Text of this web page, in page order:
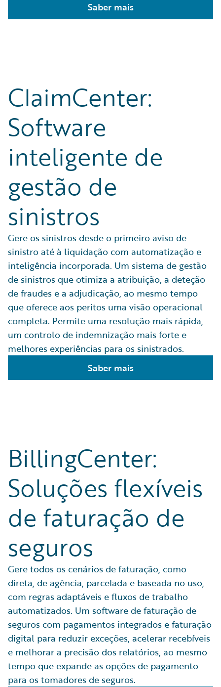
Saber mais
ClaimCenter:
Software
inteligente de
gestão de
sinistros
Gere os sinistros desde o primeiro aviso de
sinistro até à liquidação com automatização e
inteligência incorporada. Um sistema de gestão
de sinistros que otimiza a atribuição, a deteção
de fraudes e a adjudicação, ao mesmo tempo
que oferece aos peritos uma visão operacional
completa. Permite uma resolução mais rápida,
um controlo de indemnização mais forte e
melhores experiências para os sinistrados.
Saber mais
BillingCenter:
Soluções flexíveis
de faturação de
seguros
Gere todos os cenários de faturação, como
direta, de agência, parcelada e baseada no uso,
com regras adaptáveis e fluxos de trabalho
automatizados. Um software de faturação de
seguros com pagamentos integrados e faturação
digital para reduzir exceções, acelerar recebíveis
e melhorar a precisão dos relatórios, ao mesmo
tempo que expande as opções de pagamento
para os tomadores de seguros.